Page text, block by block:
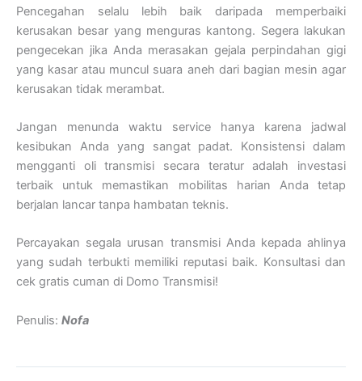
Pencegahan selalu lebih baik daripada memperbaiki
kerusakan besar yang menguras kantong. Segera lakukan
pengecekan jika Anda merasakan gejala perpindahan gigi
yang kasar atau muncul suara aneh dari bagian mesin agar
kerusakan tidak merambat.
Jangan menunda waktu service hanya karena jadwal
kesibukan Anda yang sangat padat. Konsistensi dalam
mengganti oli transmisi secara teratur adalah investasi
terbaik untuk memastikan mobilitas harian Anda tetap
berjalan lancar tanpa hambatan teknis.
Percayakan segala urusan transmisi Anda kepada ahlinya
yang sudah terbukti memiliki reputasi baik. Konsultasi dan
cek gratis cuman di Domo Transmisi!
Penulis: Nofa